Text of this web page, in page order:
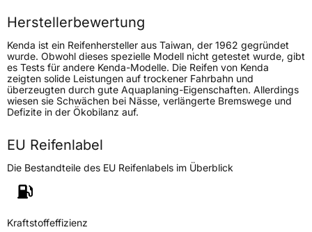
Höchstlast710 kg
Generelle Merkmale
Fahrzeugtyp Transporter
Verwendung Sommerreifen
FahrzeugartTransporter
Weitere Eigenschaften
SchlauchtypTL
Herstellerbewertung
Kenda ist ein Reifenhersteller aus Taiwan, der 1962 gegründet
wurde. Obwohl dieses spezielle Modell nicht getestet wurde, gibt
es Tests für andere Kenda-Modelle. Die Reifen von Kenda
zeigten solide Leistungen auf trockener Fahrbahn und
überzeugten durch gute Aquaplaning-Eigenschaften. Allerdings
wiesen sie Schwächen bei Nässe, verlängerte Bremswege und
Defizite in der Ökobilanz auf.
EU Reifenlabel
Die Bestandteile des EU Reifenlabels im Überblick
Kraftstoffeffizienz